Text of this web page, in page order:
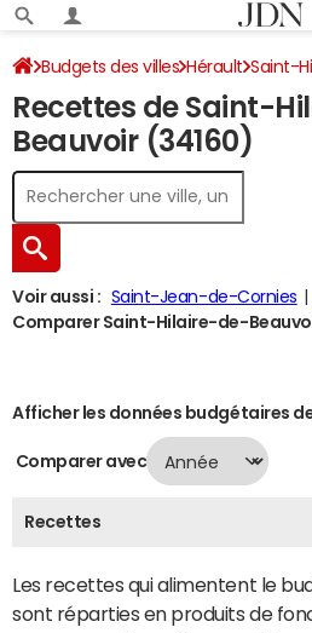
Budgets des villes Hérault Saint-
Recettes 2024
Recettes de Saint-
Beauvoir (34160)
Voir aussi : Saint-Jean-de-Cornies
Comparer Saint-Hilaire-de-
Afficher les données budgétaires
Comparer avec
Recettes
Les recettes qui alimentent le
sont réparties en produits de